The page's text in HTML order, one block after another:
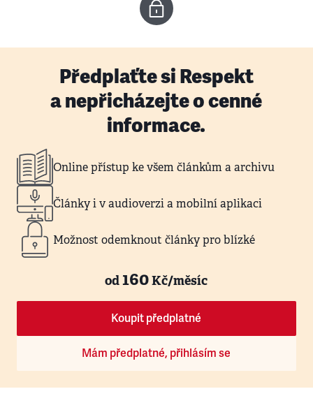
Předplaťte si Respekt
a nepřicházejte o cenné
informace.
Online přístup ke všem článkům a archivu
Články i v audioverzi a mobilní aplikaci
Možnost odemknout články pro blízké
od160Kč/měsíc
Koupit předplatné
Mám předplatné, přihlásím se